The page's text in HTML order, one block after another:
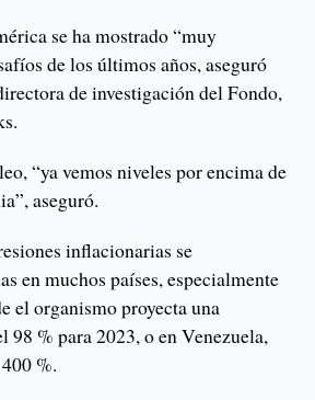
se ha mostrado “muy
de los últimos años, aseguró
de investigación del Fondo,
“ya vemos niveles por encima de
aseguró.
inflacionarias se
en muchos países, especialmente
el organismo proyecta una
98 % para 2023, o en Venezuela,
%.